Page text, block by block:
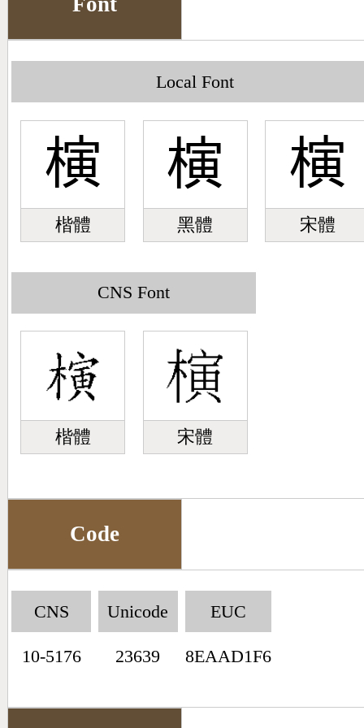
Pinyin Word Index
Local Font
𣘹
楷體
𣘹
黑體
𣘹
宋體
CNS Font
楷體 宋體
Code
CNS
10-5176
Unicode
23639
EUC
8EAAD1F6